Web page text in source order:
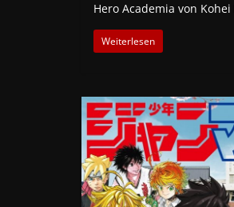
Hero Academia von
Weiterlesen